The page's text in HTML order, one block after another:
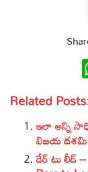
Related
ఇలా అన్ని
విజయ
డేర్ టు లీడ్